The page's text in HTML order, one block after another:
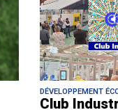
DÉVELOPPEMENT
Club